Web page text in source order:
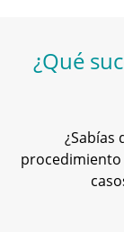
¿Qué
¿Sabías